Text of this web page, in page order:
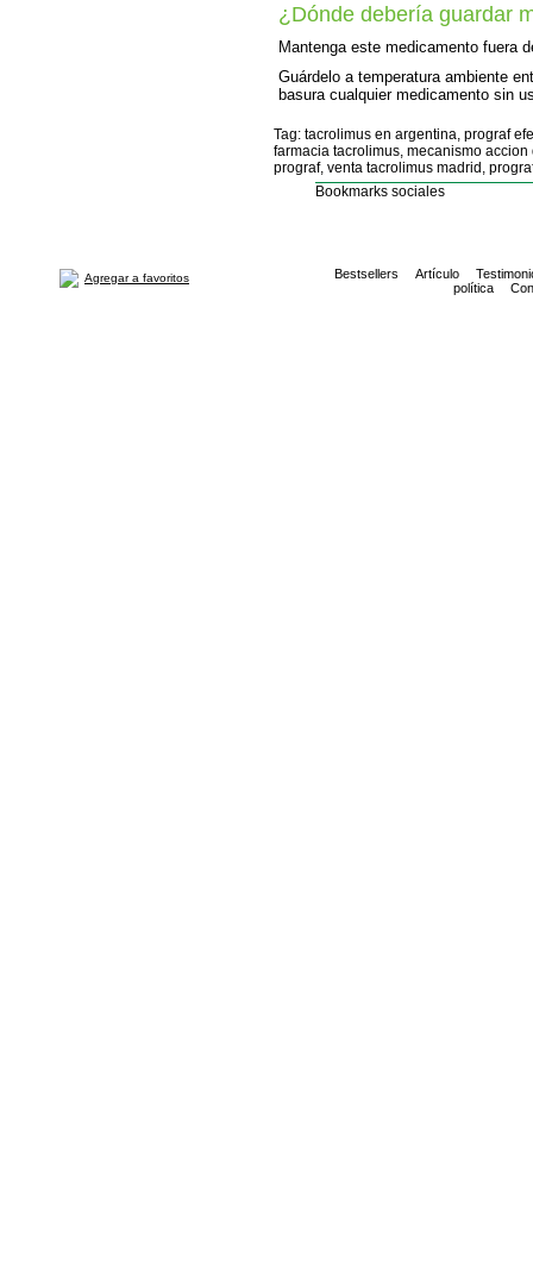
¿Dónde debería guardar
Mantenga este medicamento fuera
Guárdelo a temperatura ambiente
basura cualquier medicamento sin
Tag: tacrolimus en argentina, prograf
farmacia tacrolimus, mecanismo
prograf, venta tacrolimus madrid,
Bookmarks sociales
Agregar a favoritos Bestsellers Artículo
política